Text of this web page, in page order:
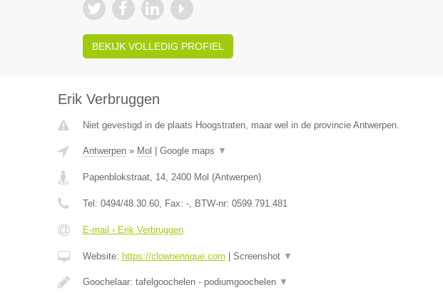
BEKIJK VOLLEDIG PROFIEL
Erik Verbruggen
Niet gevestigd in de plaats Hoogstraten, maar wel in de provincie Antwerpen.
Antwerpen» Mol Google maps ▼
Papenblokstraat, 14, 2400 Mol (Antwerpen)
Tel: 0494/48.30.60, Fax: -, BTW-nr: 0599.791.481
E-mail › Erik Verbruggen
Website: https://clownenrique.com Screenshot ▼
Goochelaar: tafelgoochelen - podiumgoochelen ▼